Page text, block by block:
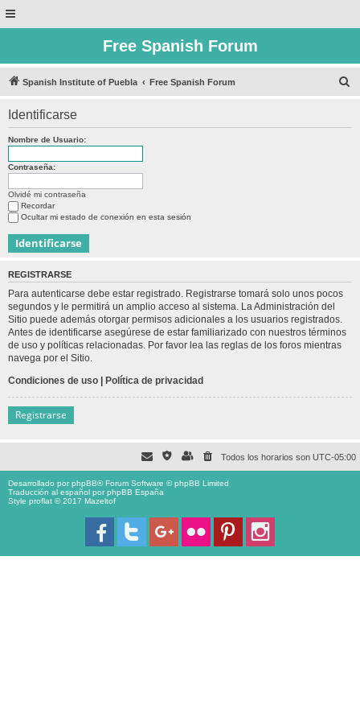
Free Spanish Forum
Spanish Institute of Puebla Free Spanish Forum
Identificarse
Nombre de Usuario:
Contraseña:
Olvidé mi contraseña
Recordar
Ocultar mi estado de conexión en esta sesión
REGISTRARSE
Para autenticarse debe estar registrado. Registrarse tomará solo unos pocos
segundos y le permitirá un amplio acceso al sistema. La Administración del
Sitio puede además otorgar permisos adicionales a los usuarios registrados.
Antes de identificarse asegúrese de estar familiarizado con nuestros términos
de uso y políticas relacionadas. Por favor lea las reglas de los foros mientras
navega por el Sitio.
Condiciones de uso | Política de privacidad
Registrarse
Todos los horarios son UTC-05:00
Desarrollado porphpBB® Forum Software © phpBB Limited
Traducción al español porphpBB España
Style proflat © 2017 Mazeltof